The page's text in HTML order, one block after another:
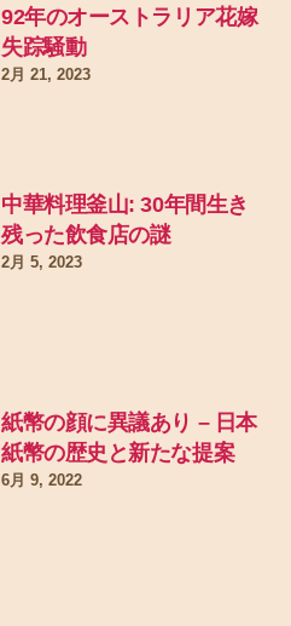
92年のオーストラリア花嫁
失踪騒動
2月 21, 2023
中華料理釜山: 30年間生き
残った飲食店の謎
2月 5, 2023
紙幣の顔に異議あり – 日本
紙幣の歴史と新たな提案
6月 9, 2022